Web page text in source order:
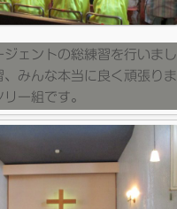
ジェントの総練習を行いまし
、みんな本当に良く頑張りま
ー組です。